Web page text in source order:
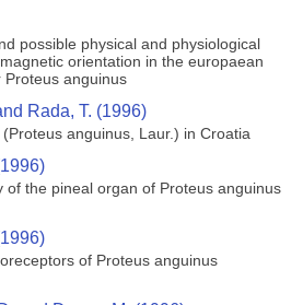
possible physical and physiological
orientation in the europaean
Proteus anguinus
Rada, T. (1996)
anguinus, Laur.) in Croatia
of the pineal organ of Proteus anguinus
of Proteus anguinus